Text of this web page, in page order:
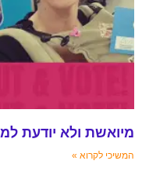
מיואשת ולא יודעת
המשיכי לקרוא »